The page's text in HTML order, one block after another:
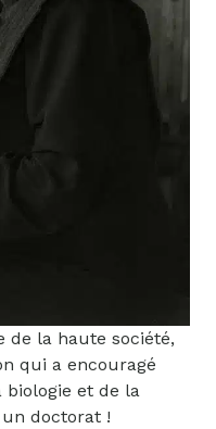
de la haute société,
qui a encouragé
biologie et de la
doctorat !